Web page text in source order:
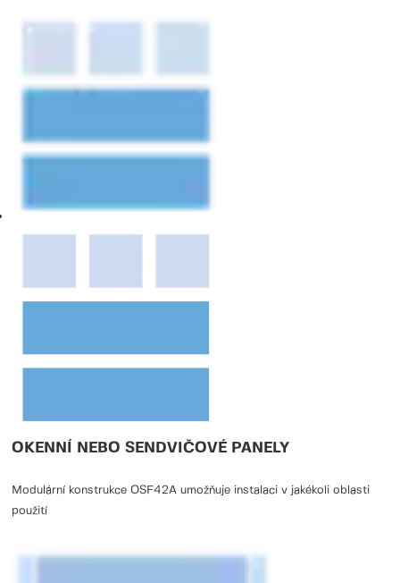
OKENNÍ NEBO SENDVIČOVÉ PANELY
Modulární konstrukce OSF42A umožňuje instalaci v jakékoli oblasti
použití